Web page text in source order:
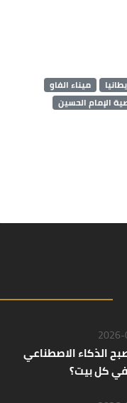
ميناء الفاو
الإمام الحسين
الذكاء الاصطناعي
كل بيت؟